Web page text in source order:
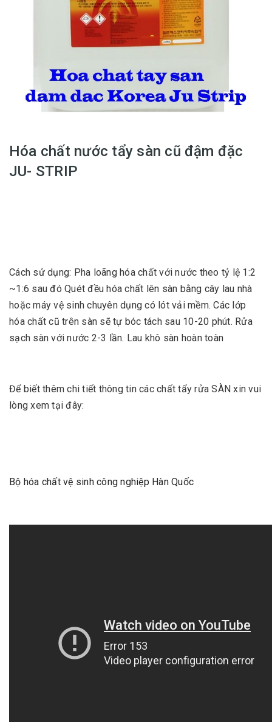
Hóa chất nước tẩy sàn cũ đậm đặc
JU- STRIP
Cách sử dụng: Pha loãng hóa chất với nước theo tỷ lệ 1:2
~1:6 sau đó Quét đều hóa chất lên sàn bằng cây lau nhà
hoặc máy vệ sinh chuyên dụng có lót vải mềm. Các lớp
hóa chất cũ trên sàn sẽ tự bóc tách sau 10-20 phút. Rửa
sạch sàn với nước 2-3 lần. Lau khô sàn hoàn toàn
Để biết thêm chi tiết thông tin các chất tẩy rửa SÀN xin vui
lòng xem tại đây:
Bộ hóa chất vệ sinh công nghiệp Hàn Quốc